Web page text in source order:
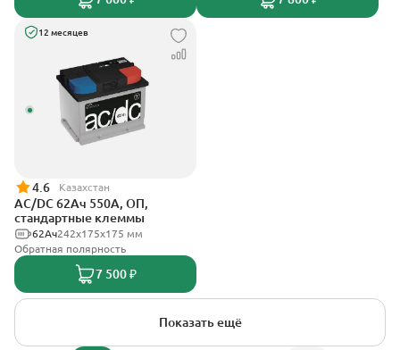
12 месяцев
4.6 Казахстан
AC/DC 62Ач 550А, ОП,
стандартные клеммы
242х175х175 мм
62Ач
Обратная полярность
7 500 ₽
Показать ещё